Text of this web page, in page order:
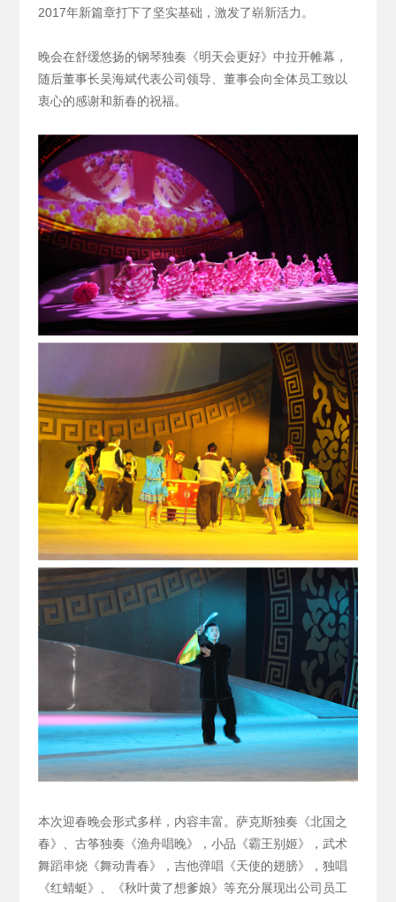
2017年新篇章打下了坚实基础，激发了崭新活力。
晚会在舒缓悠扬的钢琴独奏《明天会更好》中拉开帷幕，
随后董事长吴海斌代表公司领导、董事会向全体员工致以
衷心的感谢和新春的祝福。
本次迎春晚会形式多样，内容丰富。萨克斯独奏《北国之
春》、古筝独奏《渔舟唱晚》，小品《霸王别姬》，武术
舞蹈串烧《舞动青春》，吉他弹唱《天使的翅膀》，独唱
《红蜻蜓》、《秋叶黄了想爹娘》等充分展现出公司员工